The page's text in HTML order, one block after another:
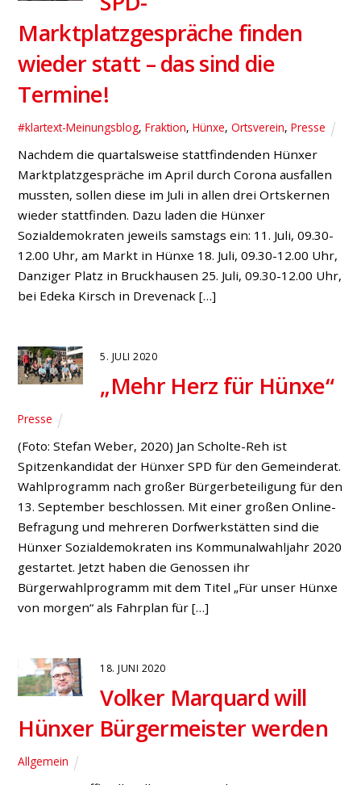
18. JUNI 2020
Rat beschließt
Resolution gegen Kunstfluglärm
in der Gemeinde Hünxe
Fraktion, Fraktion: Anträge ,Gartrop-Bühl, Hünxerwald
In seiner Sitzung am 17. Juni 2020 beschloss der Rat
der Gemeinde Hünxe diese Resolution in
überparteilicher Einstimmigkeit. Resolutionsantrag
der Fraktionen im Rat der Gemeinde Hünxe der CDU,
SPD, Bündnis‘90/Die Grünen, UWH und FDP sowie der
Ratsmitglieder Ralf Lange, Markus Kempmann,
Stephan Barske und Wolfgang Schüring Sehr geehrter
Herr Bürgermeister, hiermit beantragen wir
5. MAI 2018
Stellungnahme zur Sportplatz-
Diskussion in der Ratssitzung
vom 03. Mai 2018
Bruckhausen , Fraktion
-es gilt das gesprochene Wort- Sehr geehrter Herr
Bürgermeister, liebe Kolleginnen und Kollegen im
Gemeinderat, in den gemeinsamen Sitzungen der
Begrifflichkeit des Rahmenplanes erklärt. Es ist richtig,
dass ein Rahmenplan keinen rechtsverbindlichen
Charakter hat. Er ordnet sich aber zwischen
Flächennutzung- […]